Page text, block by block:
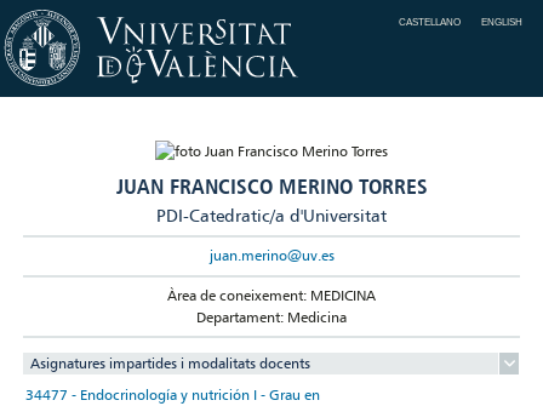
CASTELLANO ENGLISH
JUAN FRANCISCO MERINO TORRES
PDI-Catedratic/a d'Universitat
juan.merino@uv.es
Àrea de coneixement: MEDICINA
Departament: Medicina
Asignatures impartides i modalitats docents
34477 - Endocrinología y nutrición I - Grau en